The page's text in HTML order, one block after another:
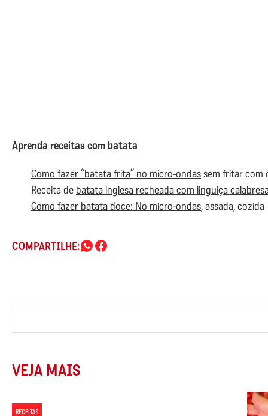
Aprenda receitas com batata
Como fazer “batata frita” no micro-ondassem fritar com
Receita de batata inglesa recheada com linguiça
Como fazer batata doce: No micro-ondas, assada, cozida
COMPARTILHE:
VEJA MAIS
RECEITAS